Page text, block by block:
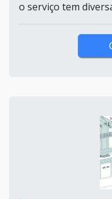
o serviço tem